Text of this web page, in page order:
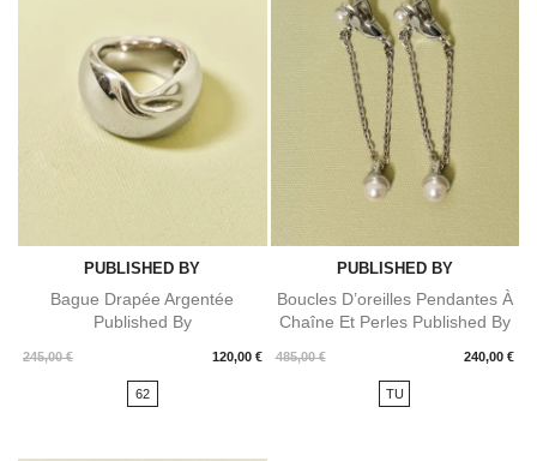
PUBLISHED BY
Bague Drapée Argentée
Published By
245,00 € 120,00 €
Prix
62
PUBLISHED BY
Boucles D’oreilles Pendantes À
Chaîne Et Perles Published By
485,00 € 240,00 €
Prix
TU